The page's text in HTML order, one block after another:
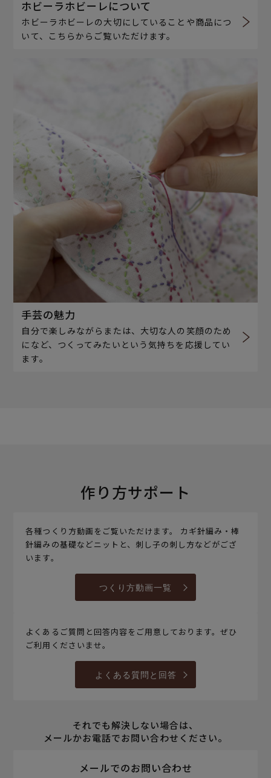
ホビーラホビーレについて
ホビーラホビーレの大切にしていることや商品につ
いて、こちらからご覧いただけます。
手芸の魅力
自分で楽しみながらまたは、大切な人の笑顔のため
になど、つくってみたいという気持ちを応援してい
ます。
作り方サポート
各種つくり方動画をご覧いただけます。 カギ針編み・棒
針編みの基礎などニットと、刺し子の刺し方などがござ
います。
つくり方動画一覧
よくあるご質問と回答内容をご用意しております。ぜひ
ご利用くださいませ。
よくある質問と回答
それでも解決しない場合は、
メールかお電話でお問い合わせください。
メールでのお問い合わせ